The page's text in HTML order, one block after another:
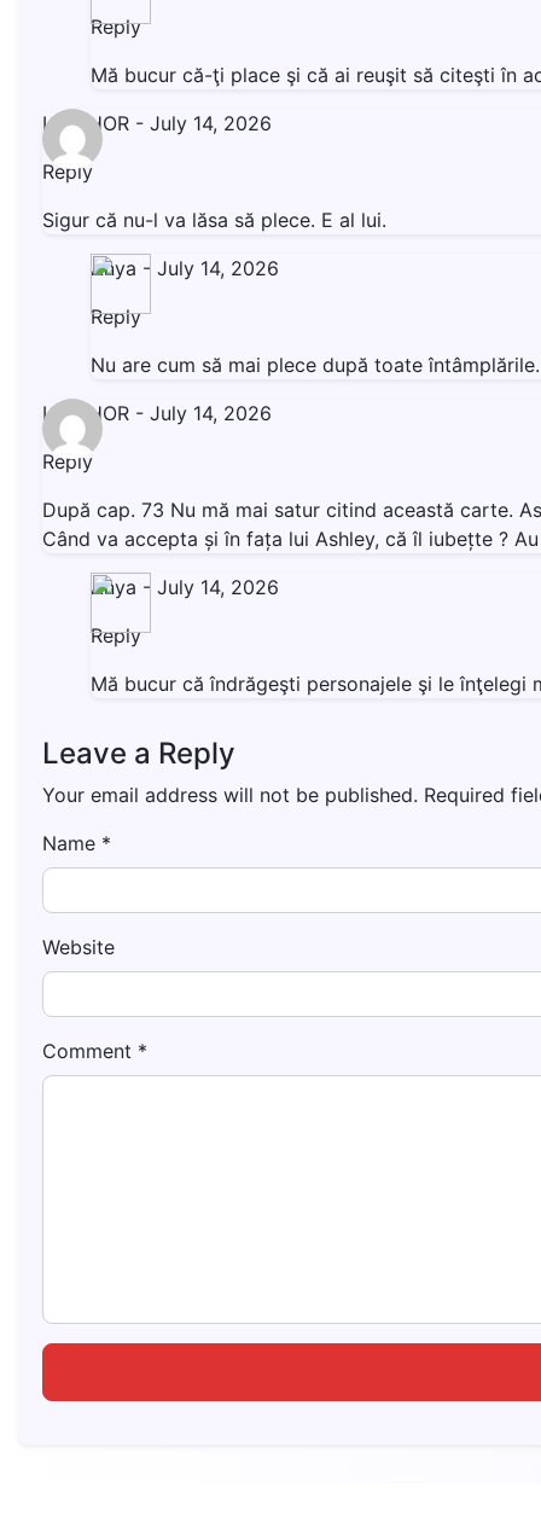
Reply
Mă bucur că-ţi place şi că ai reuşit să citeşti în
LIVISHOR - July 14, 2026
Reply
Sigur că nu-l va lăsa să plece. E al lui.
Anya - July 14, 2026
Reply
Nu are cum să mai plece după toate
LIVISHOR - July 14, 2026
Reply
După cap. 73 Nu mă mai satur citind această carte.
Când va accepta și în fața lui Ashley, că îl iubețte ?
Anya - July 14, 2026
Reply
Mă bucur că îndrăgeşti personajele şi le
Leave a Reply
Your email address will not be published. Required
Name *
Website
Comment *